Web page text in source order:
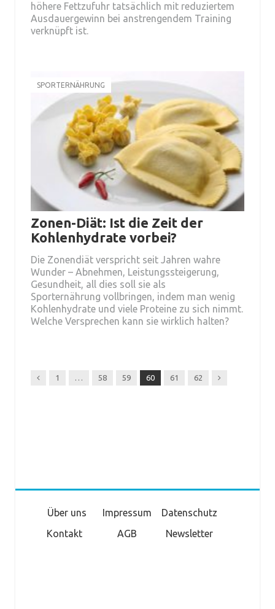
höhere Fettzufuhr tatsächlich mit reduziertem
Ausdauergewinn bei anstrengendem Training
verknüpft ist.
SPORTERNÄHRUNG
Zonen-Diät: Ist die Zeit der
Kohlenhydrate vorbei?
Die Zonendiät verspricht seit Jahren wahre
Wunder – Abnehmen, Leistungssteigerung,
Gesundheit, all dies soll sie als
Sporternährung vollbringen, indem man wenig
Kohlenhydrate und viele Proteine zu sich nimmt.
Welche Versprechen kann sie wirklich halten?
Previous
1 58 59 60 61 62 Next
Über uns Impressum
Datenschutz
Kontakt
AGB Newsletter